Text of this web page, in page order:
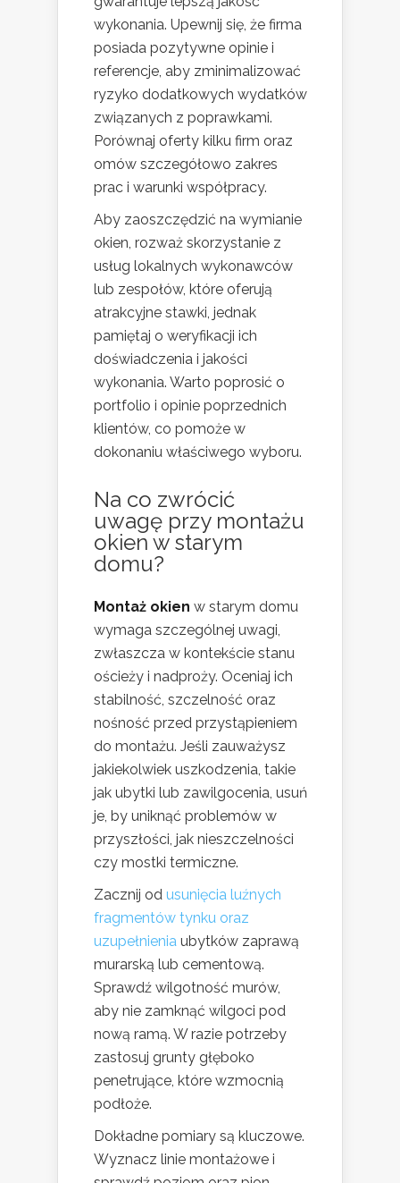
wykonania. Upewnij się, że firma
posiada pozytywne opinie i
referencje, aby zminimalizować
ryzyko dodatkowych wydatków
związanych z poprawkami.
Porównaj oferty kilku firm oraz
omów szczegółowo zakres
prac i warunki współpracy.
Aby zaoszczędzić na wymianie
okien, rozważ skorzystanie z
usług lokalnych wykonawców
lub zespołów, które oferują
atrakcyjne stawki, jednak
pamiętaj o weryfikacji ich
doświadczenia i jakości
wykonania. Warto poprosić o
portfolio i opinie poprzednich
klientów, co pomoże w
dokonaniu właściwego wyboru.
Na co zwrócić
uwagę przy montażu
okien w starym
domu?
Montaż okien w starym domu
wymaga szczególnej uwagi,
zwłaszcza w kontekście stanu
ościeży i nadproży. Oceniaj ich
stabilność, szczelność oraz
nośność przed przystąpieniem
do montażu. Jeśli zauważysz
jakiekolwiek uszkodzenia, takie
jak ubytki lub zawilgocenia, usuń
je, by uniknąć problemów w
przyszłości, jak nieszczelności
czy mostki termiczne.
Zacznij od usunięcia luźnych
fragmentów tynku oraz
uzupełnienia ubytków zaprawą
murarską lub cementową.
Sprawdź wilgotność murów,
aby nie zamknąć wilgoci pod
nową ramą. W razie potrzeby
zastosuj grunty głęboko
penetrujące, które wzmocnią
podłoże.
Dokładne pomiary są kluczowe.
Wyznacz linie montażowe i